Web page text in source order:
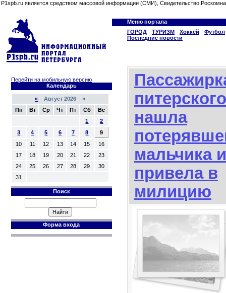
P1spb.ru является средством массовой информации (СМИ), Свидетельство
Меню портала
ГОРОД
ТУРИЗМ Хоккей
Футбол
Последние новости
Перейти на мобильную версию
Календарь
« Август 2026 »
Пн
Вт Ср Чт Пт Сб
Вс
1
2
3
4 5 6 7 8
9
10
11 12 13 14 15
16
17
18 19 20 21 22
23
24
25 26 27 28 29
30
31
Поиск
Форма входа
нашла
мальчика и
привела в
милицию